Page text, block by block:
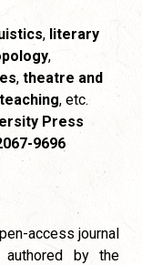
, literary
,
, theatre and
, etc.
Press
9696
access journal
by the